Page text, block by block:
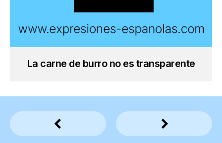
La carne de burro no es transparente